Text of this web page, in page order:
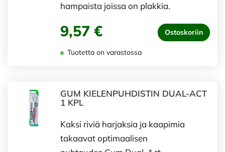
hampaista joissa on plakkia.
9,57 € Ostoskoriin
Tuotetta on varastossa
GUM KIELENPUHDISTIN DUAL-ACT
1 KPL
Kaksi riviä harjaksia ja kaapimia
takaavat optimaalisen